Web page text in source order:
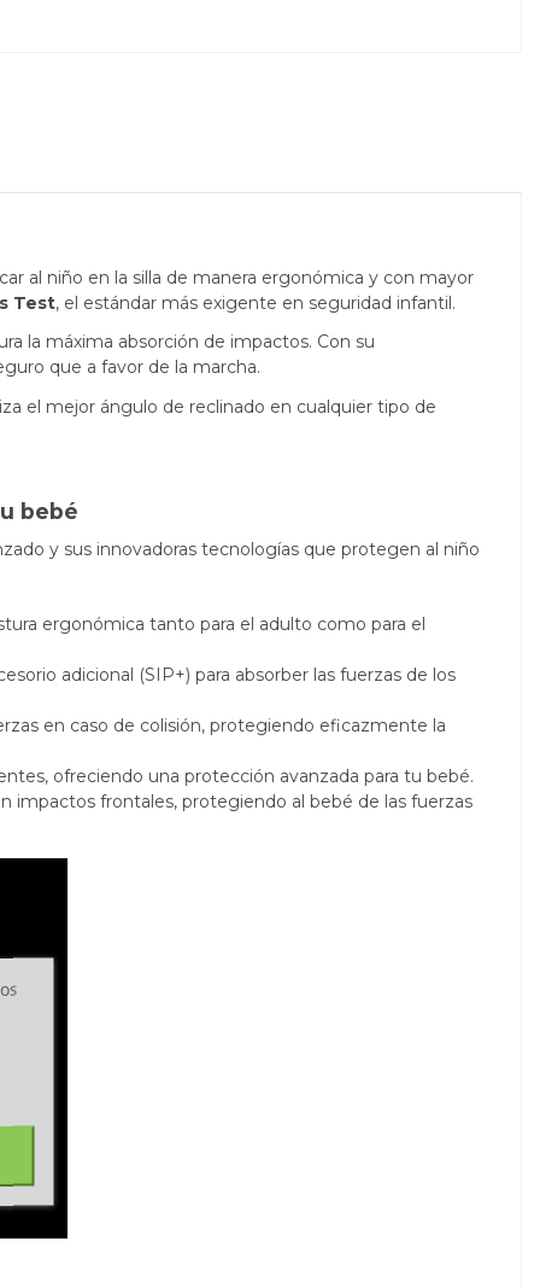
al niño en la silla de manera ergonómica y con mayor
Test, el estándar más exigente en seguridad infantil.
la máxima absorción de impactos. Con su
que a favor de la marcha.
el mejor ángulo de reclinado en cualquier tipo de
bebé
y sus innovadoras tecnologías que protegen al niño
ergonómica tanto para el adulto como para el
adicional (SIP+) para absorber las fuerzas de los
en caso de colisión, protegiendo eficazmente la
ofreciendo una protección avanzada para tu bebé.
impactos frontales, protegiendo al bebé de las fuerzas